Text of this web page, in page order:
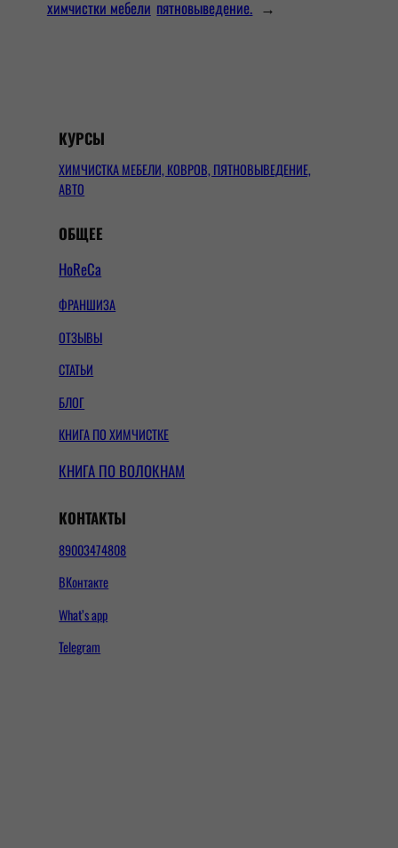
химчистки мебели пятновыведение. →
КУРСЫ
ХИМЧИСТКА МЕБЕЛИ, КОВРОВ, ПЯТНОВЫВЕДЕНИЕ,
АВТО
ОБЩЕЕ
HoReCa
ФРАНШИЗА
ОТЗЫВЫ
СТАТЬИ
БЛОГ
КНИГА ПО ХИМЧИСТКЕ
КНИГА ПО ВОЛОКНАМ
КОНТАКТЫ
89003474808
ВКонтакте
What’s app
Telegram